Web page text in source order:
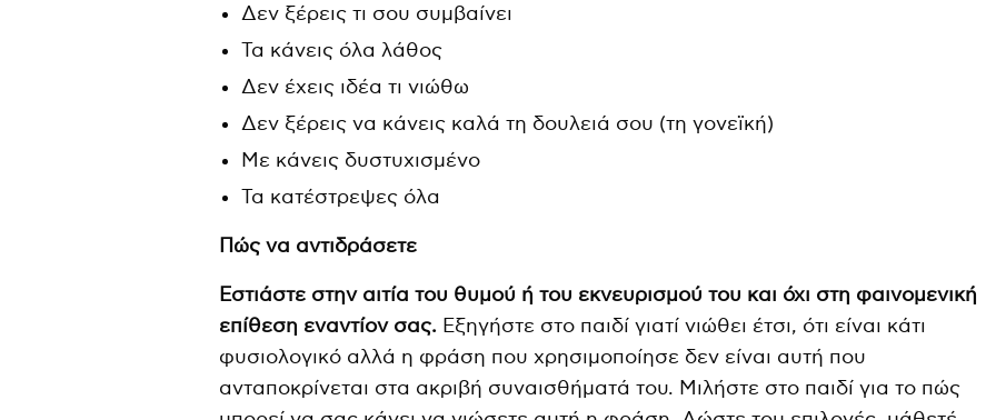
Δεν ξέρεις τι σου συμβαίνει
Τα κάνεις όλα λάθος
Δεν έχεις ιδέα τι νιώθω
Δεν ξέρεις να κάνεις καλά τη δουλειά σου (τη γονεϊκή)
Με κάνεις δυστυχισμένο
Τα κατέστρεψες όλα
Πώς να αντιδράσετε
Εστιάστε στην αιτία του θυμού ή του εκνευρισμού του και όχι στη φαινομενική
επίθεση εναντίον σας. Εξηγήστε στο παιδί γιατί νιώθει έτσι, ότι είναι κάτι
φυσιολογικό αλλά η φράση που χρησιμοποίησε δεν είναι αυτή που
ανταποκρίνεται στα ακριβή συναισθήματά του. Μιλήστε στο παιδί για το πώς